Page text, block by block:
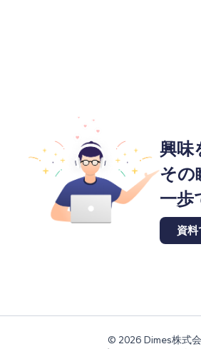
興味
その
一歩
資料
© 2026 Dimes株式